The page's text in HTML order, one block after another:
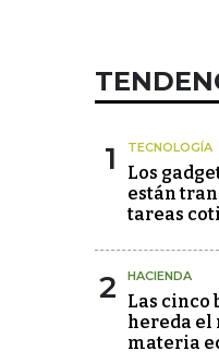
1 TECNOLOGÍA
Los
están
tareas
2 HACIENDA
Las cinco
hereda el
materia